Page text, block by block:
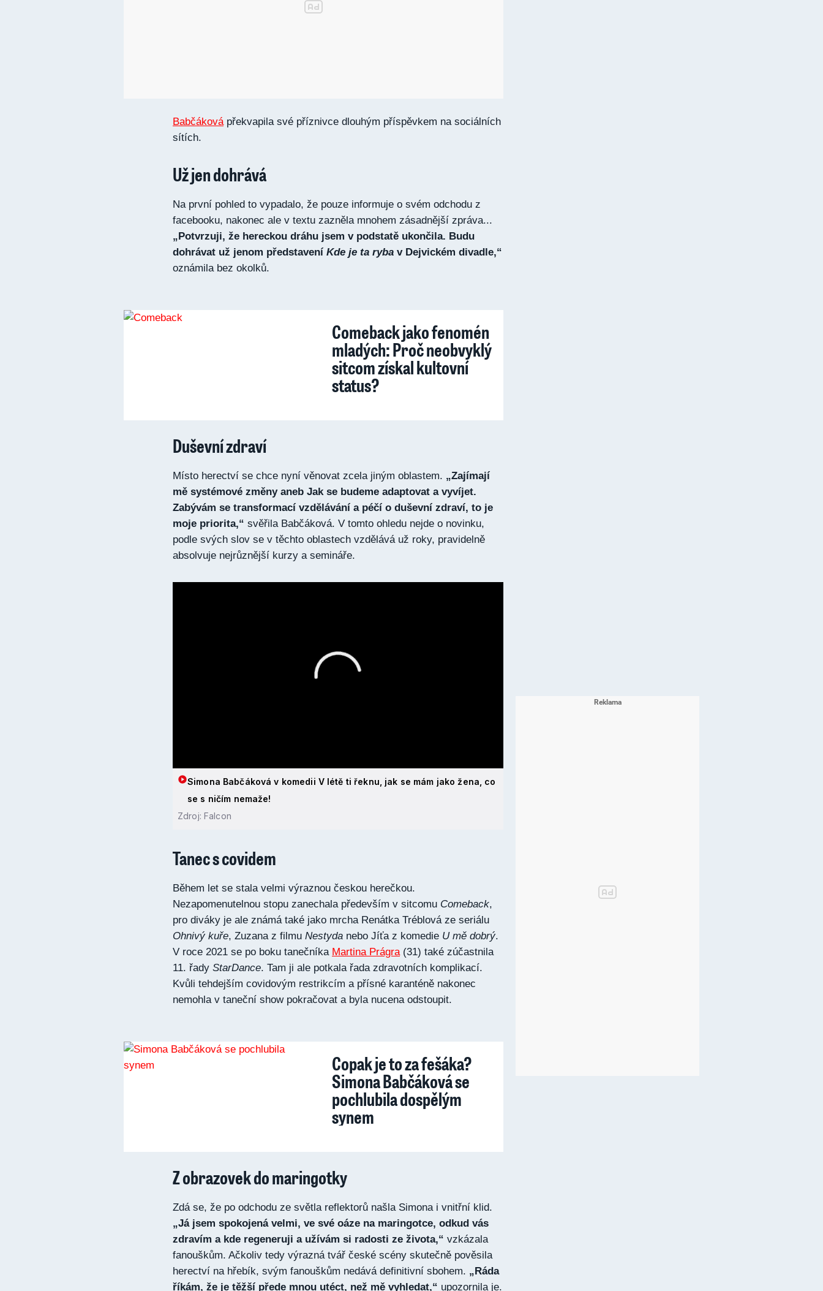
Babčákovápřekvapila své příznivce dlouhým příspěvkem na sociálních
sítích.
Už jen dohrává
Na první pohled to vypadalo, že pouze informuje o svém odchodu z
facebooku, nakonec ale v textu zazněla mnohem zásadnější zpráva...
„Potvrzuji, že hereckou dráhu jsem v podstatě ukončila. Budu
dohrávat už jenom představení Kde je ta ryba v Dejvickém divadle,“
oznámila bez okolků.
Comeback jako fenomén
mladých: Proč neobvyklý
sitcom získal kultovní
status?
Duševní zdraví
Místo herectví se chce nyní věnovat zcela jiným oblastem. „Zajímají
mě systémové změny aneb Jak se budeme adaptovat a vyvíjet.
Zabývám se transformací vzdělávání a péčí o duševní zdraví, to je
moje priorita,“ svěřila Babčáková. V tomto ohledu nejde o novinku,
podle svých slov se v těchto oblastech vzdělává už roky, pravidelně
absolvuje nejrůznější kurzy a semináře.
Simona Babčáková v komedii V létě ti řeknu, jak se mám jako žena, co
se s ničím nemaže!
Zdroj: Falcon
Tanec s covidem
Během let se stala velmi výraznou českou herečkou.
Nezapomenutelnou stopu zanechala především v sitcomu Comeback,
pro diváky je ale známá také jako mrcha Renátka Tréblová ze seriálu
Ohnivý kuře, Zuzana z filmu Nestyda nebo Jíťa z komedie U mě dobrý.
V roce 2021 se po boku tanečníka Martina Prágra (31) také zúčastnila
11. řady StarDance. Tam ji ale potkala řada zdravotních komplikací.
Kvůli tehdejším covidovým restrikcím a přísné karanténě nakonec
nemohla v taneční show pokračovat a byla nucena odstoupit.
Copak je to za fešáka?
Simona Babčáková se
pochlubila dospělým
synem
Z obrazovek do maringotky
Zdá se, že po odchodu ze světla reflektorů našla Simona i vnitřní klid.
„Já jsem spokojená velmi, ve své oáze na maringotce, odkud vás
zdravím a kde regeneruji a užívám si radosti ze života,“ vzkázala
fanouškům. Ačkoliv tedy výrazná tvář české scény skutečně pověsila
herectví na hřebík, svým fanouškům nedává definitivní sbohem. „Ráda
říkám, že je těžší přede mnou utéct, než mě vyhledat,“ upozornila je.